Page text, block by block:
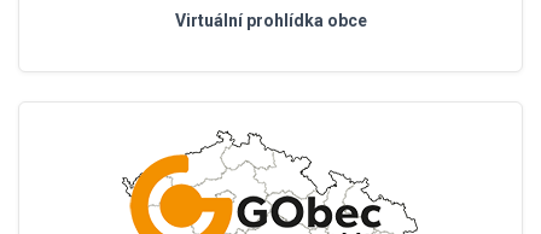
Virtuální prohlídka obce